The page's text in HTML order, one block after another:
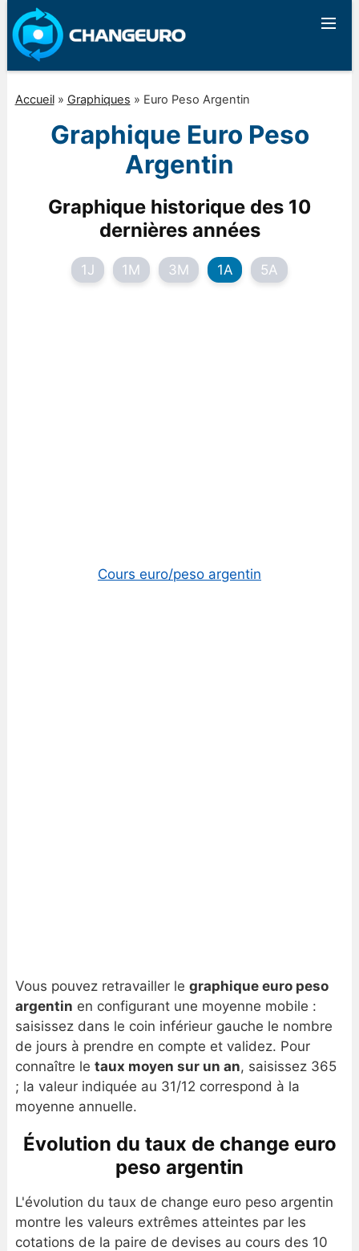
Accueil» Graphiques » Euro Peso Argentin
Graphique Euro Peso
Argentin
Graphique historique des 10
dernières années
1J 1M 3M 1A 5A
Cours euro/peso argentin
Vous pouvez retravailler le graphique euro peso
argentin en configurant une moyenne mobile :
saisissez dans le coin inférieur gauche le nombre
de jours à prendre en compte et validez. Pour
connaître le taux moyen sur un an, saisissez 365
; la valeur indiquée au 31/12 correspond à la
moyenne annuelle.
Évolution du taux de change euro
peso argentin
L'évolution du taux de change euro peso argentin
montre les valeurs extrêmes atteintes par les
cotations de la paire de devises au cours des 10